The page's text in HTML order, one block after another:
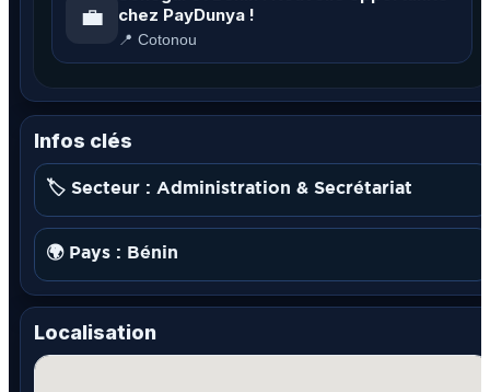
💼
chez PayDunya !
📍 Cotonou
Infos clés
🏷️ Secteur : Administration & Secrétariat
🌍 Pays : Bénin
Localisation